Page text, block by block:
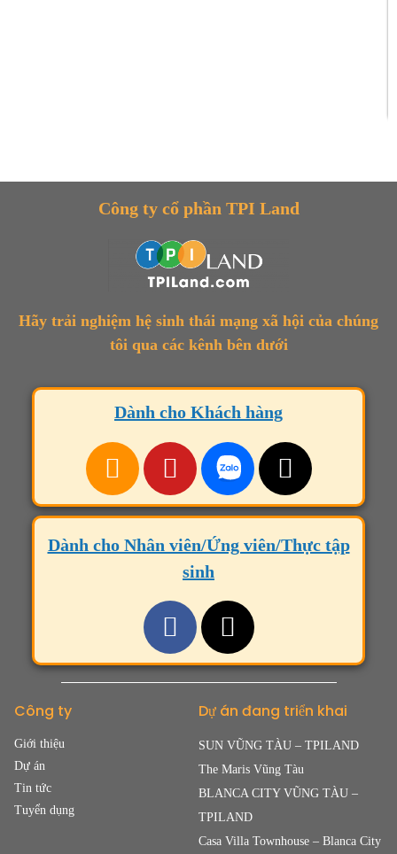
Công ty cổ phần TPI Land
Hãy trải nghiệm hệ sinh thái mạng xã hội của chúng
tôi qua các kênh bên dưới
Dành cho Khách hàng
Dành cho Nhân viên/Ứng viên/Thực tập
sinh
Công ty
Giới thiệu
Dự án
Tin tức
Tuyển dụng
Dự án đang triển khai
SUN VŨNG TÀU – TPILAND
The Maris Vũng Tàu
BLANCA CITY VŨNG TÀU –
TPILAND
Casa Villa Townhouse – Blanca City